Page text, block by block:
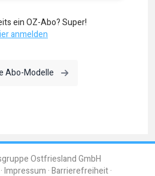
ein OZ-Abo? Super!
anmelden
Abo-Modelle
Ostfriesland GmbH
Impressum Barrierefreiheit